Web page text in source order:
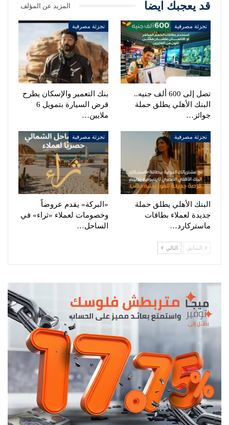
قد يعجبك ايضا المزيد عن المؤلف
تجزئة مصرفية
تصل إلى 600 ألف جنيه..
البنك الأهلي يطلق حملة
جوائز…
تجزئة مصرفية
بنك التعمير والإسكان يطرح
قرض السيارة بتمويل 6
ملايين…
تجزئة مصرفية
البنك الأهلي يطلق حملة
جديدة لعملاء بطاقات
ماستركارد…
تجزئة مصرفية
«البركة» يقدم عروضاً
وخصومات لعملاء «ثراء» في
الساحل…
السابق التالي